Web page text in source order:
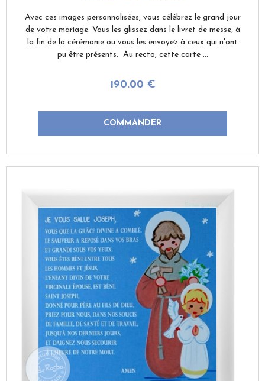
190.00 €
Avec ces images personnalisées, vous célébrez le grand jour
de votre mariage. Vous les glissez dans le livret de messe, à
la fin de la cérémonie ou vous les envoyez à ceux qui n'ont
pu être présents. Au recto, cette carte ...